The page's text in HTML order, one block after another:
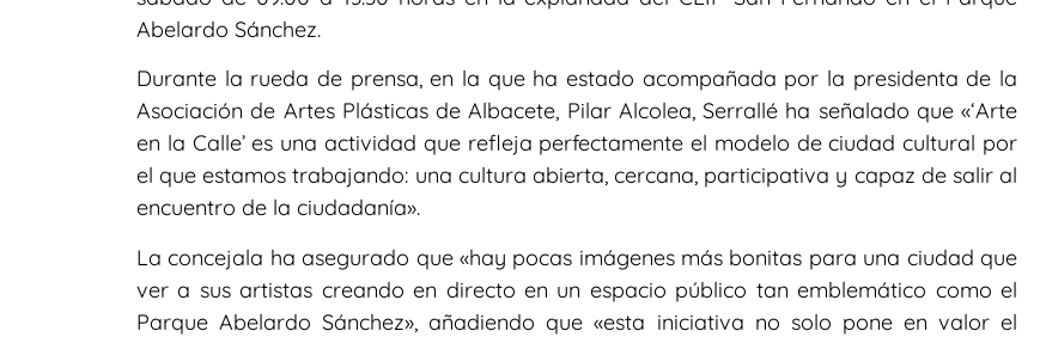
Abelardo Sánchez.
Durante la rueda de prensa, en la que ha estado acompañada por la presidenta de la
Asociación de Artes Plásticas de Albacete, Pilar Alcolea, Serrallé ha señalado que «‘Arte
en la Calle’ es una actividad que refleja perfectamente el modelo de ciudad cultural por
el que estamos trabajando: una cultura abierta, cercana, participativa y capaz de salir al
encuentro de la ciudadanía».
La concejala ha asegurado que «hay pocas imágenes más bonitas para una ciudad que
ver a sus artistas creando en directo en un espacio público tan emblemático como el
Parque Abelardo Sánchez», añadiendo que «esta iniciativa no solo pone en valor el